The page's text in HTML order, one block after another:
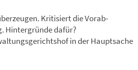
Kritisiert die Vorab-
Hintergründe dafür?
in der Hauptsache